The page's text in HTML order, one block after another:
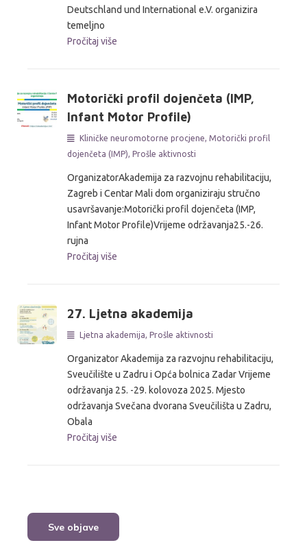
Deutschland und International e.V. organizira
temeljno
Pročitaj više
Motorički profil dojenčeta (IMP,
Infant Motor Profile)
Kliničke neuromotorne procjene, Motorički profil
dojenčeta (IMP), Prošle aktivnosti
OrganizatorAkademija za razvojnu rehabilitaciju,
Zagreb i Centar Mali dom organiziraju stručno
usavršavanje:Motorički profil dojenčeta (IMP,
Infant Motor Profile)Vrijeme održavanja25.-26.
rujna
Pročitaj više
27. Ljetna akademija
Ljetna akademija, Prošle aktivnosti
Organizator Akademija za razvojnu rehabilitaciju,
Sveučilište u Zadru i Opća bolnica Zadar Vrijeme
održavanja 25. -29. kolovoza 2025. Mjesto
održavanja Svečana dvorana Sveučilišta u Zadru,
Obala
Pročitaj više
Sve objave